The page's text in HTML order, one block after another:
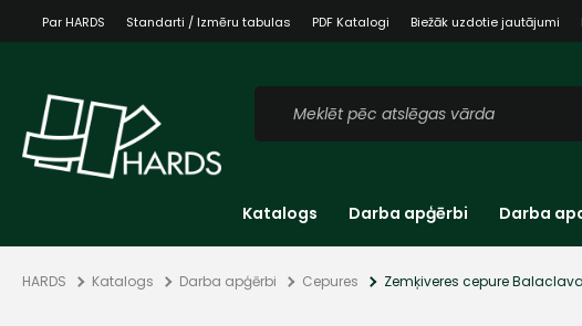
Par HARDS Standarti / Izmēru tabulas PDF Katalogi Biežāk uzdotie jautājumi
Katalogs Darba apģērbi Darba
HARDS Katalogs Darba apģērbi Cepures Zemķiveres cepure